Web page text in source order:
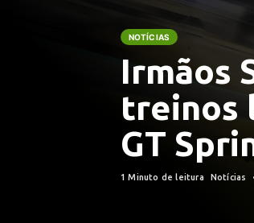
NOTÍCIAS
Irmãos
treinos
GT
1 Minuto de leitura Notícias